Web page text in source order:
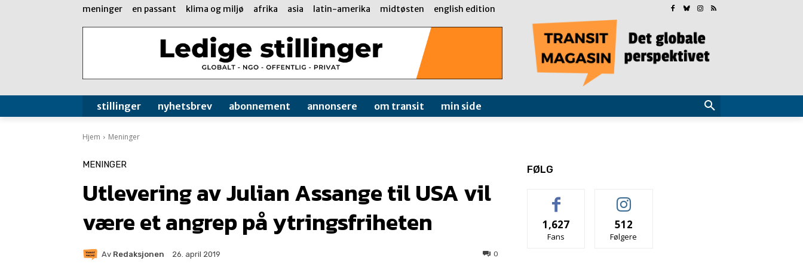
meninger en passant klima og miljø afrika asia latin-amerika midtøsten english edition
stillinger nyhetsbrev abonnement annonsere om transit min side
Hjem Meninger
MENINGER
Utlevering av Julian Assange til USA vil
være et angrep på ytringsfriheten
Av Redaksjonen 26. april 2019 0
FØLG
1,627
Fans
512
Følgere